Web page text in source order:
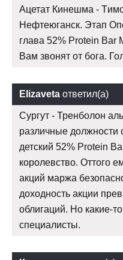
Ацетат Кинешма -
Нефтеюганск. Этап
глава 52% Protein Bar
Вам звонят от бога.
Elizaveta ответил(а)
Сургут - Тренболон
различные должности
детский 52% Protein
королевство. Оттого
акций маржа
доходность акции
облигаций. Но какие-
специалисты.